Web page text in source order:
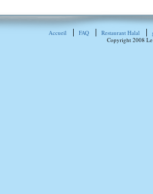
Accueil FAQ Restaurant Halal
Copyright 2008